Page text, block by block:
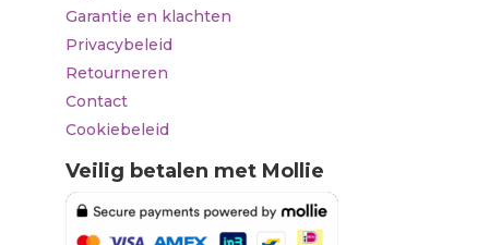
Garantie en klachten
Privacybeleid
Retourneren
Contact
Cookiebeleid
Veilig betalen met Mollie